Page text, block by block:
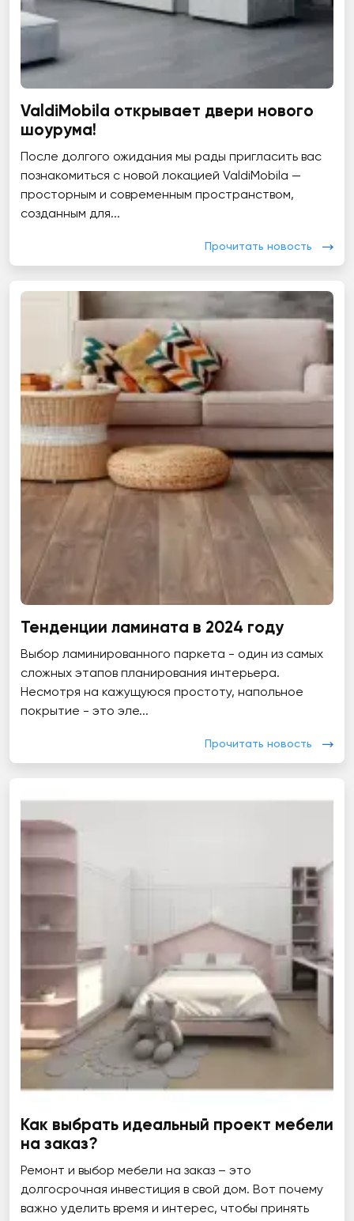
ValdiMobila открывает двери нового
шоурума!
После долгого ожидания мы рады пригласить вас
познакомиться с новой локацией ValdiMobila —
просторным и современным пространством,
созданным для...
Прочитать новость
Тенденции ламината в 2024 году
Выбор ламинированного паркета - один из самых
сложных этапов планирования интерьера.
Несмотря на кажущуюся простоту, напольное
покрытие - это эле...
Прочитать новость
Как выбрать идеальный проект мебели
на заказ?
Ремонт и выбор мебели на заказ – это
долгосрочная инвестиция в свой дом. Вот почему
важно уделить время и интерес, чтобы принять